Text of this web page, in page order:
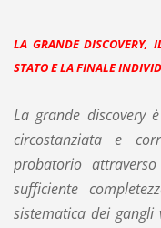
LA GRANDE DISCOVERY,
STATO E LA FINALE
La grande discovery
circostanziata e
probatorio
sufficiente
sistematica dei